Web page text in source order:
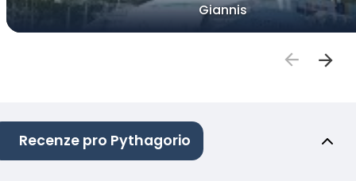
Giannis
Recenze pro Pythagorio